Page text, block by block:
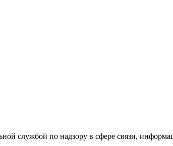
службой по надзору в сфере связи,